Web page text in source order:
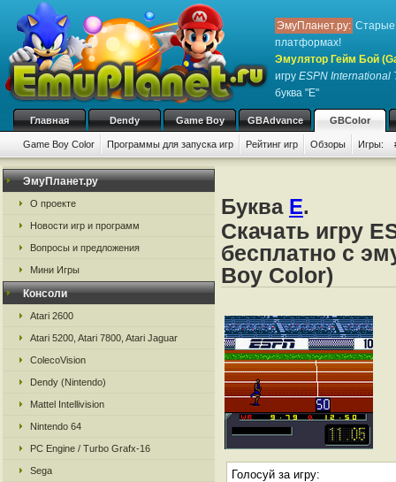
ЭмуПланет.ру: Старые
платформах!
Эмулятор Гейм Бой
игру ESPN International
буква "E"
Главная Dendy Game Boy GBAdvance GBColor
Game Boy Color Программы для запуска игр Рейтинг игр Обзоры Игры:
ЭмуПланет.ру
О проекте
Новости игр и программ
Вопросы и предложения
Мини Игры
Консоли
Atari 2600
Atari 5200, Atari 7800, Atari Jaguar
ColecoVision
Dendy (Nintendo)
Mattel Intellivision
Nintendo 64
PC Engine / Turbo Grafx-16
Sega
Буква E.
Скачать игру
бесплатно с
Boy Color)
Голосуй за игру: